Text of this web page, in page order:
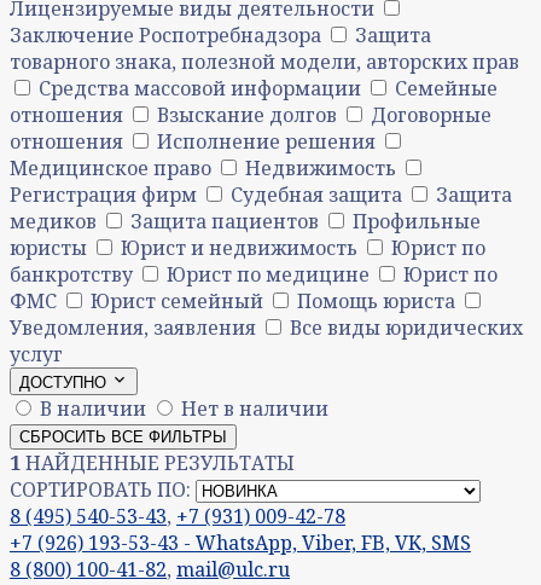
Лицензируемые виды деятельности
Заключение Роспотребнадзора
Защита
товарного знака, полезной модели, авторских прав
Средства массовой информации
Семейные
отношения
Взыскание долгов
Договорные
отношения
Исполнение решения
Медицинское право
Недвижимость
Регистрация фирм
Судебная защита
Защита
медиков
Защита пациентов
Профильные
юристы
Юрист и недвижимость
Юрист по
банкротству
Юрист по медицине
Юрист по
ФМС
Юрист семейный
Помощь юриста
Уведомления, заявления
Все виды юридических
услуг
ДОСТУПНО
В наличии Нет в наличии
СБРОСИТЬ ВСЕ ФИЛЬТРЫ
1НАЙДЕННЫЕ РЕЗУЛЬТАТЫ
СОРТИРОВАТЬ ПО:
8 (495) 540-53-43, +7 (931) 009-42-78
+7 (926) 193-53-43 - WhatsApp, Viber, FB, VK, SMS
8 (800) 100-41-82, mail@ulc.ru